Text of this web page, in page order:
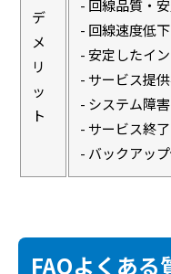
デ
メ
リ
ッ
ト
- 回線品質・
- 回線速度低
- 安定したイ
- サービス提
- システム障
- サービス終
- バックアッ
FAQよくある